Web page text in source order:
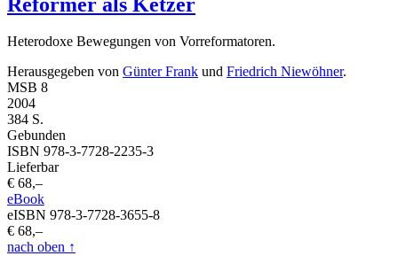
Heterodoxe Bewegungen von Vorreformatoren.
Herausgegeben von Günter Frank und Friedrich Niewöhner.
MSB 8
2004
384 S.
Gebunden
ISBN 978-3-7728-2235-3
Lieferbar
€ 68,–
eBook
eISBN 978-3-7728-3655-8
€ 68,–
nach oben ↑